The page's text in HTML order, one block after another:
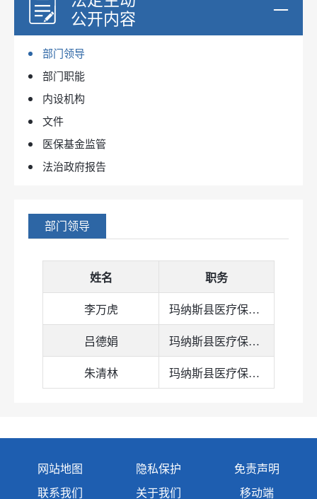
公开内容
部门领导
部门职能
内设机构
文件
医保基金监管
法治政府报告
部门领导
姓名 职务
李万虎 玛纳斯县医疗保障局党组书记
吕德娟 玛纳斯县医疗保障局党组副书记、局长
朱清林 玛纳斯县医疗保障局党组成员、医保经办服务中心主任
网站地图 隐私保护
免责声明
联系我们
关于我们 移动端